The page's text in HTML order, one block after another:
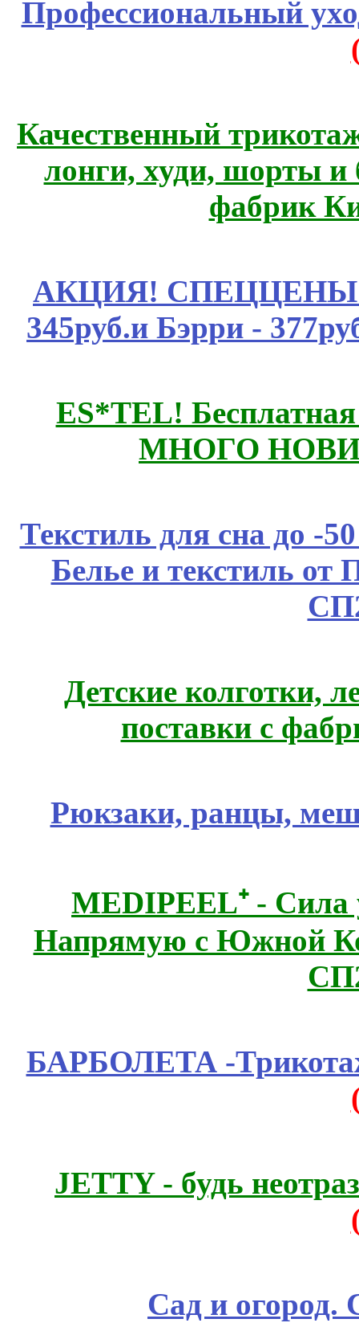
Профессиональный
Качественный
лонги, худи, шорты
фабрик
АКЦИЯ! СПЕЦЦЕНЫ
345руб.и Бэрри -
ES*TEL!
МНОГО
Текстиль для сна до
Белье и текстиль от
Детские колготки,
поставки с
Рюкзаки, ранцы,
MEDIPEEL⁺ - Сила
Напрямую с Южной
БАРБОЛЕТА -
JETTY - будь
Сад и огород.